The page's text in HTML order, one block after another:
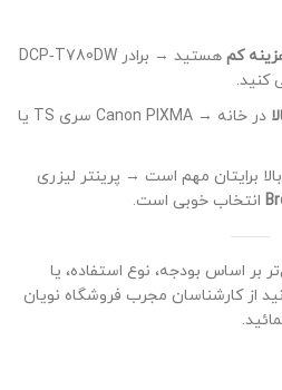
کم
هستید → برادر DCP‑T780DW
در خانه → Canon PIXMA سری TS یا
برایتان مهم است → پرینتر لیزری
انتخاب خوبی است.
بر اساس بودجه، نوع استفاده، یا
از کارشناسان مجرب فروشگاه نویان